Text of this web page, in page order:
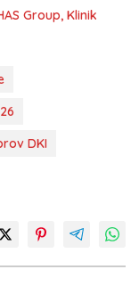
Group, Klinik
DKI